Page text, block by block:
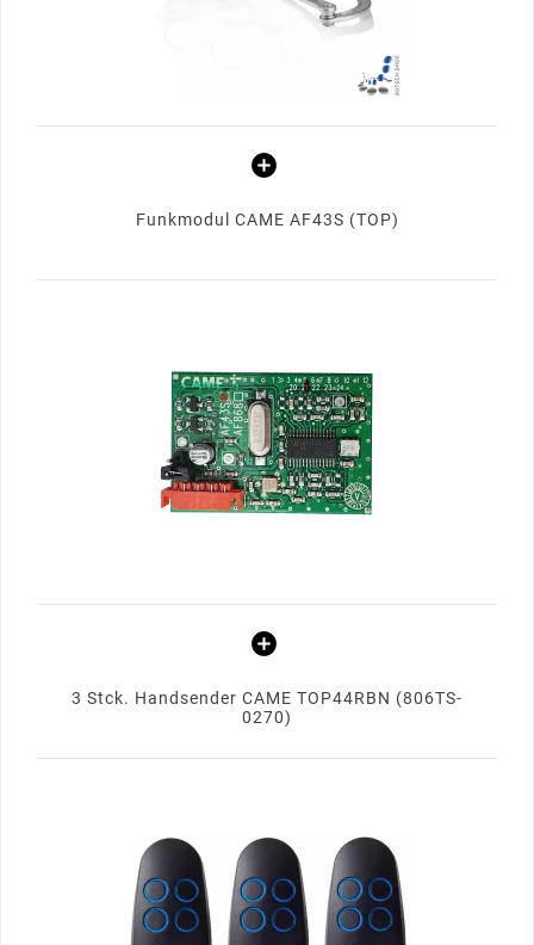
Funkmodul CAME AF43S (TOP)
3 Stck. Handsender CAME TOP44RBN (806TS-
0270)